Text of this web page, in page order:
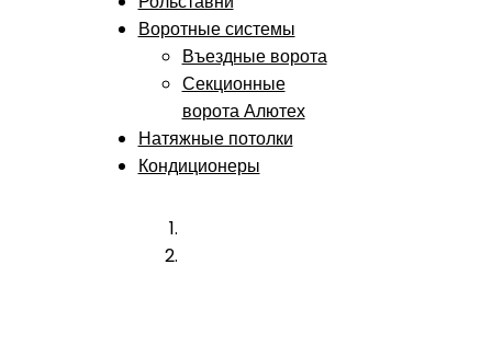
Воротные системы
Въездные ворота
Секционные
ворота Алютех
Натяжные потолки
Кондиционеры